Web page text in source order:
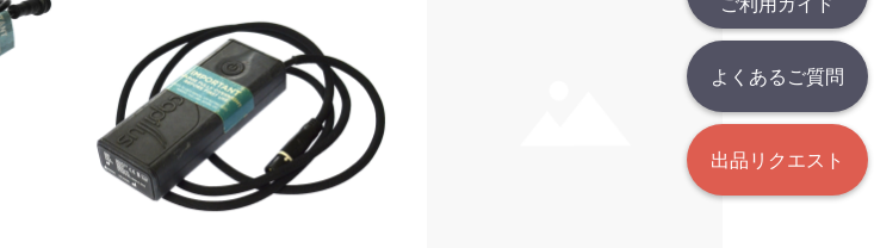
よくあるご質問
出品リクエスト